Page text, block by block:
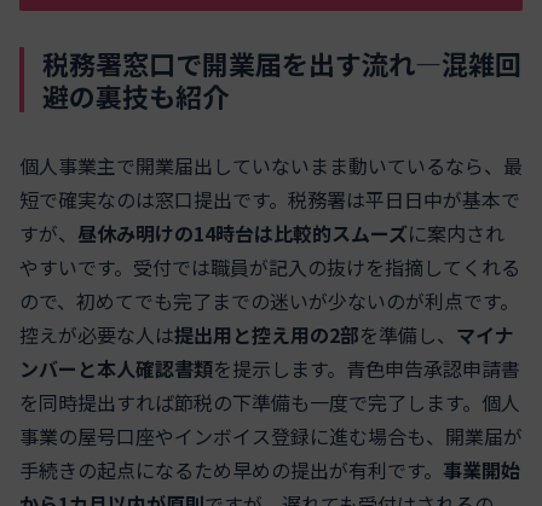
税務署窓口で開業届を出す流れ―混雑回
避の裏技も紹介
個人事業主で開業届出していないまま動いているなら、最
短で確実なのは窓口提出です。税務署は平日日中が基本で
すが、 昼休み明けの14時台は比較的スムーズに案内され
やすいです。受付では職員が記入の抜けを指摘してくれる
ので、初めてでも完了までの迷いが少ないのが利点です。
控えが必要な人は提出用と控え用の2部を準備し、 マイナ
ンバーと本人確認書類を提示します。青色申告承認申請書
を同時提出すれば節税の下準備も一度で完了します。個人
事業の屋号口座やインボイス登録に進む場合も、開業届が
手続きの起点になるため早めの提出が有利です。 事業開始